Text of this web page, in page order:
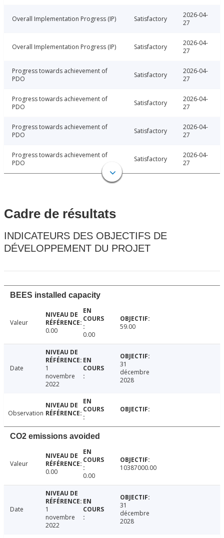
Overall Implementation Progress (IP) Satisfactory
2026-04-
27
Overall Implementation Progress (IP) Satisfactory
2026-04-
27
Progress towards achievement of
PDO
Satisfactory
2026-04-
27
Progress towards achievement of
PDO
Satisfactory
2026-04-
27
Progress towards achievement of
PDO
Satisfactory
2026-04-
27
Progress towards achievement of
PDO
Satisfactory
2026-04-
27
Cadre de résultats
INDICATEURS DES OBJECTIFS DE
DÉVELOPPEMENT DU PROJET
BEES installed capacity
Valeur
0.00
0.00
59.00
Date
1
novembre
2022
31
décembre
2028
Observation
CO2 emissions avoided
Valeur
0.00
0.00
10387000.00
Date
1
novembre
2022
31
décembre
2028